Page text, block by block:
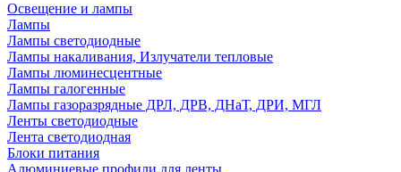
Освещение и лампы
Лампы
Лампы светодиодные
Лампы накаливания, Излучатели тепловые
Лампы люминесцентные
Лампы галогенные
Лампы газоразрядные ДРЛ, ДРВ, ДНаТ, ДРИ, МГЛ
Ленты светодиодные
Лента светодиодная
Блоки питания
Алюминиевые профили для ленты